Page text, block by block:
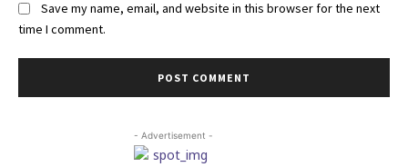
Save my name, email, and website in this browser for the next
time I comment.
- Advertisement -